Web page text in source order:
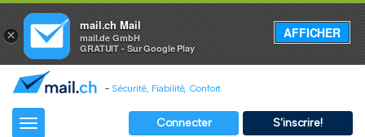
-Sécurité, Fiabilité, Confort
Connecter S'inscrire!
Toggle
×
mail.ch Mail
mail.de GmbH
GRATUIT - Sur Google Play
AFFICHER